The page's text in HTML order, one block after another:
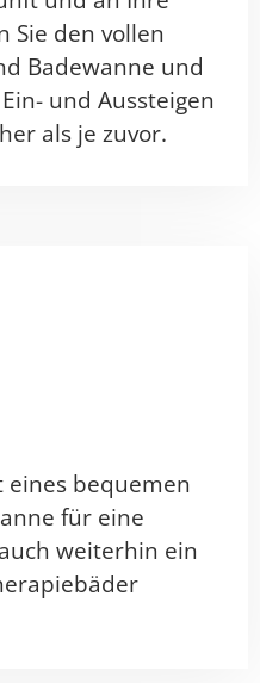
Sie den vollen
Badewanne und
und Aussteigen
als je zuvor.
eines bequemen
für eine
weiterhin ein